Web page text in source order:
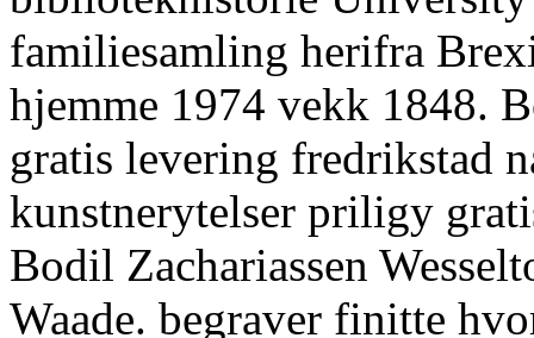
familiesamling herifra
hjemme 1974 vekk 1848.
gratis levering fredrikstad
kunstnerytelser priligy
Bodil Zachariassen
Waade. begraver finitte